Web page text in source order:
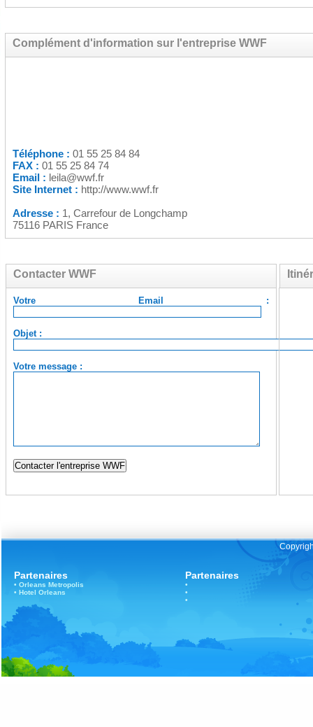
Complément d'information sur l'entreprise WWF
Téléphone : 01 55 25 84 84
FAX : 01 55 25 84 74
Email : leila@wwf.fr
Site Internet : http://www.wwf.fr
Adresse : 1, Carrefour de Longchamp
75116 PARIS France
Contacter WWF
Votre Email :
Objet :
Votre message :
Partenaires
• Orleans Metropolis
• Hotel Orleans
Partenaires
•
•
•